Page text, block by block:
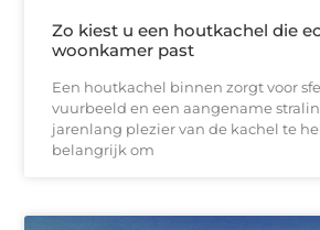
Zo kiest u een houtkachel die
woonkamer past
Een houtkachel binnen zorgt voor
vuurbeeld en een aangename
jarenlang plezier van de kachel te
belangrijk om